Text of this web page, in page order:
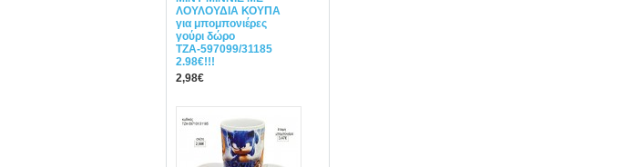
ΛΟΥΛΟΥΔΙΑ ΚΟΥΠΑ
για μπομπονιέρες
γούρι δώρο
ΤΖΑ-597099/31185
2.98€!!!
2,98€